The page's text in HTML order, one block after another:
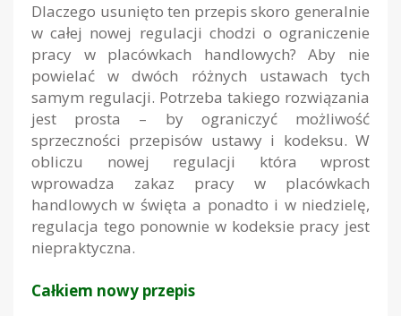
Dlaczego usunięto ten przepis skoro generalnie
w całej nowej regulacji chodzi o ograniczenie
pracy w placówkach handlowych? Aby nie
powielać w dwóch różnych ustawach tych
samym regulacji. Potrzeba takiego rozwiązania
jest prosta – by ograniczyć możliwość
sprzeczności przepisów ustawy i kodeksu. W
obliczu nowej regulacji która wprost
wprowadza zakaz pracy w placówkach
handlowych w święta a ponadto i w niedzielę,
regulacja tego ponownie w kodeksie pracy jest
niepraktyczna.
Całkiem nowy przepis